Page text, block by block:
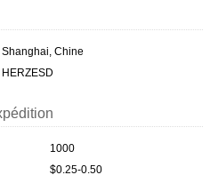
Shanghai, Chine
HERZESD
1000
$0.25-0.50